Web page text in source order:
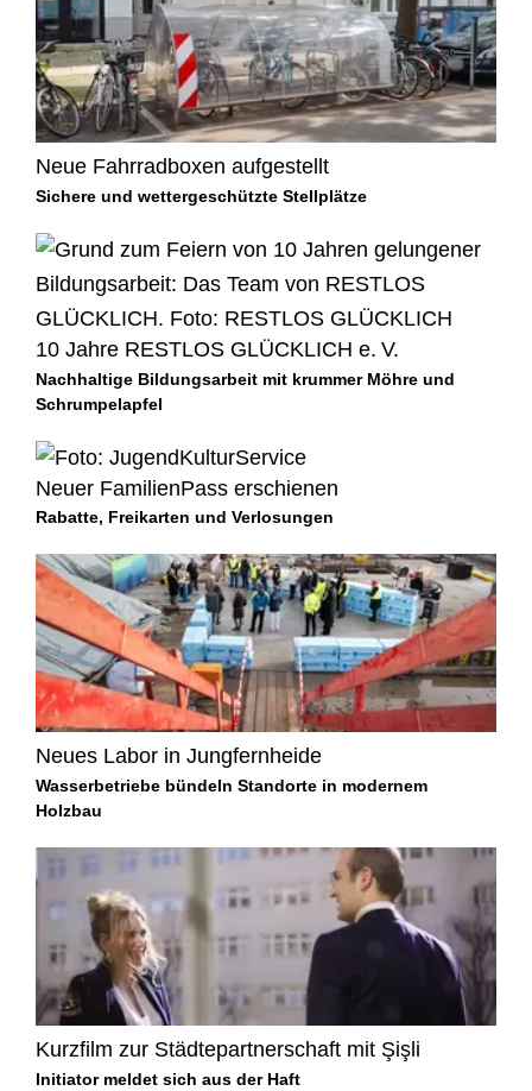
Neue Fahrradboxen aufgestellt
Sichere und wettergeschützte Stellplätze
10 Jahre RESTLOS GLÜCKLICH e. V.
Nachhaltige Bildungsarbeit mit krummer Möhre und
Schrumpelapfel
Neuer FamilienPass erschienen
Rabatte, Freikarten und Verlosungen
Neues Labor in Jungfernheide
Wasserbetriebe bündeln Standorte in modernem
Holzbau
Kurzfilm zur Städtepartnerschaft mit Şişli
Initiator meldet sich aus der Haft